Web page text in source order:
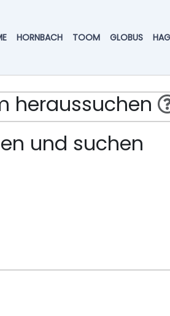
HORNBACH TOOM GLOBUS
heraussuchen
und suchen